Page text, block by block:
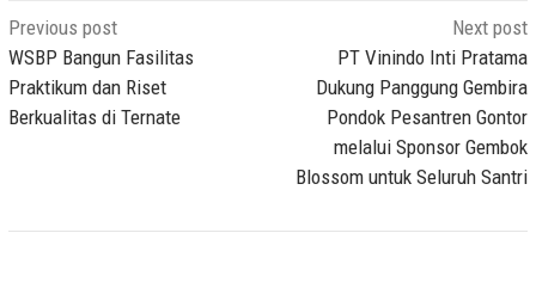
Post
navigation
Previous post
WSBP Bangun Fasilitas
Praktikum dan Riset
Berkualitas di Ternate
Next post
PT Vinindo Inti Pratama
Dukung Panggung Gembira
Pondok Pesantren Gontor
melalui Sponsor Gembok
Blossom untuk Seluruh Santri